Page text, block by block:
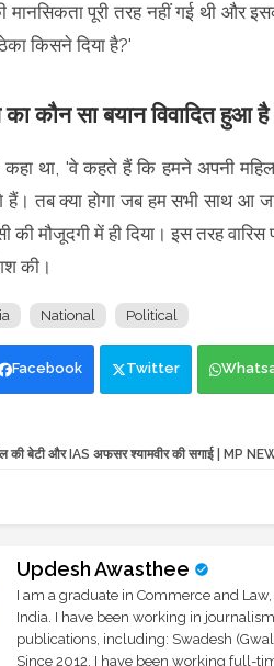
मानसिकता पूरी तरह नहीं गई थी और
किसने दिया है?'
का कौन सा बयान विवादित हुआ है
कहा था, 'वे कहते हैं कि हमने अपनी
हैं। तब क्या होगा जब हम सभी साथ आ
की मौजूदगी में ही दिया। इस तरह
की।
National Political
Facebook Twitter
की बेटी और IAS अफसर श्यामवीर की सगाई | MP
Updesh Awasthee
I am a graduate in Commerce and
India. I have been working in
publications, including: Swadesh
Since 2012, I have been working full-